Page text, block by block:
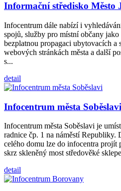
Informační středisko Město
Infocentrum dále nabízí i
spojů, služby pro místní občany
bezplatnou propagaci ubytovacích a
webových stránkách města a další
s...
detail
Infocentrum města Soběslavi
Infocentrum města Soběslavi je
radnice čp. 1 na náměstí
celého domu lze do infocentra projít
skrz skleněný most středověké
detail